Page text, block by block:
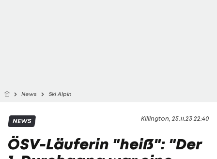
News Ski Alpin
Killington, 25.11.23 22:40
NEWS
ÖSV-Läuferin "heiß": "Der